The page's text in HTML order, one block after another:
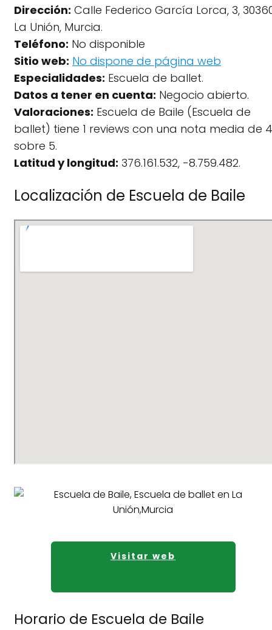
Dirección: Calle Federico García Lorca, 3,
La Unión, Murcia.
Teléfono: No disponible
Sitio web: No dispone de página web
Especialidades: Escuela de ballet.
Datos a tener en cuenta: Negocio abierto.
Valoraciones: Escuela de Baile (Escuela de
ballet) tiene 1 reviews con una nota media de 4
sobre 5.
Latitud y longitud: 376.161.532, -8.759.482.
Localización de Escuela de Baile
Visitar web
Horario de Escuela de Baile